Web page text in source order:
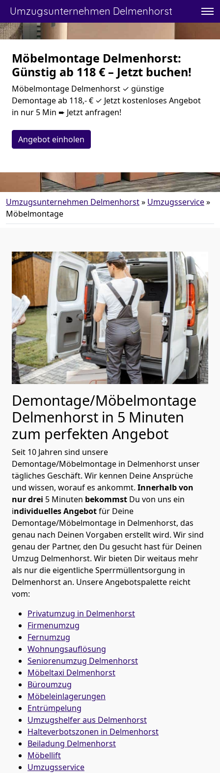
Umzugsunternehmen Delmenhorst
Möbelmontage Delmenhorst:
Günstig ab 118 € – Jetzt buchen!
Möbelmontage Delmenhorst ✓ günstige
Demontage ab 118,- € ✓ Jetzt kostenloses Angebot
in nur 5 Min ➨ Jetzt anfragen!
Angebot einholen
Umzugsunternehmen Delmenhorst» Umzugsservice»
Möbelmontage
Demontage/Möbelmontage
Delmenhorst in 5 Minuten
zum perfekten Angebot
Seit 10 Jahren sind unsere
Demontage/Möbelmontage in Delmenhorst unser
tägliches Geschäft. Wir kennen Deine Ansprüche
und wissen, worauf es ankommt. Innerhalb von
nur drei 5 Minuten bekommst Du von uns ein
individuelles Angebotfür Deine
Demontage/Möbelmontage in Delmenhorst, das
genau nach Deinen Vorgaben erstellt wird. Wir sind
genau der Partner, den Du gesucht hast für Deinen
Umzug Delmenhorst. Wir bieten Dir weitaus mehr
als nur die eigentliche Sperrmüllentsorgung in
Delmenhorst an. Unsere Angebotspalette reicht
vom:
Privatumzug in Delmenhorst
Firmenumzug
Fernumzug
Wohnungsauflösung
Seniorenumzug Delmenhorst
Möbeltaxi Delmenhorst
Büroumzug
Möbeleinlagerungen
Entrümpelung
Umzugshelfer aus Delmenhorst
Halteverbotszonen in Delmenhorst
Beiladung Delmenhorst
Möbellift
Umzugsservice